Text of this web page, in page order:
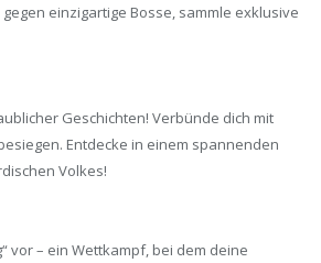
einzigartige Bosse, sammle exklusive
Geschichten! Verbünde dich mit
Entdecke in einem spannenden
Volkes!
vor – ein Wettkampf, bei dem deine